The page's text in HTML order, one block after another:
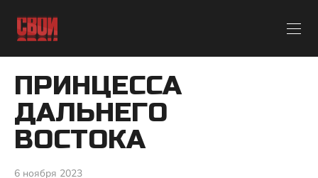
ПРИНЦЕССА
ДАЛЬНЕГО
ВОСТОКА
6 ноября 2023